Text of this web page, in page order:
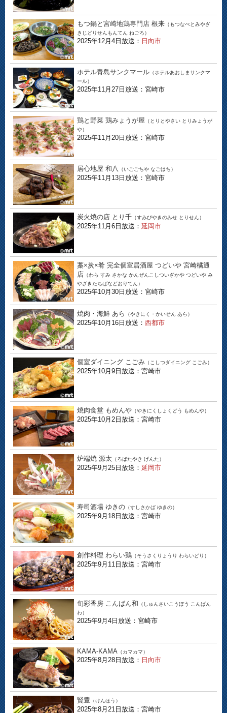
もつ鍋と宮崎地鶏専門店 根来 （もつなべとみやざ
きじどりせんもんてん ねごろ）
2025年12月4日放送： 日向市
ホテル青島サンクマール （ホテルあおしまサンクマ
ール）
2025年11月27日放送：宮崎市
鶏と野菜 鶏みょうが屋 （とりとやさい とりみょうが
や）
2025年11月20日放送：宮崎市
居心地屋 和八 （いごごちや なごはち）
2025年11月13日放送：宮崎市
炭火焼の店 とり千 （すみびやきのみせ とりせん）
2025年11月6日放送： 延岡市
藁×炭×肴 完全個室居酒屋 つどいや 宮崎橘通
店 （わら すみ さかな かんぜんこしついざかや つどいや み
やざきたちばなどおりてん）
2025年10月30日放送：宮崎市
焼肉・海鮮 あら （やきにく・かいせん あら）
2025年10月16日放送： 西都市
個室ダイニング こごみ （こしつダイニング こごみ）
2025年10月9日放送：宮崎市
焼肉食堂 もめんや （やきにくしょくどう もめんや）
2025年10月2日放送：宮崎市
炉端焼 源太 （ろばたやき げんた）
2025年9月25日放送： 延岡市
寿司酒場 ゆきの （すしさかば ゆきの）
2025年9月18日放送：宮崎市
創作料理 わらい鶏 （そうさくりょうり わらいどり）
2025年9月11日放送：宮崎市
旬彩香房 こんばん和 （しゅんさいこうぼう こんばん
わ）
2025年9月4日放送：宮崎市
KAMA-KAMA （カマカマ）
2025年8月28日放送： 日向市
賢豊 （けんほう）
2025年8月21日放送：宮崎市